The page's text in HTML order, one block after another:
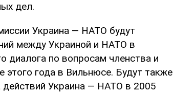
дел.
Украина — НАТО будут
между Украиной и НАТО в
диалога по вопросам членства и
года в Вильнюсе. Будут также
Украина — НАТО в 2005